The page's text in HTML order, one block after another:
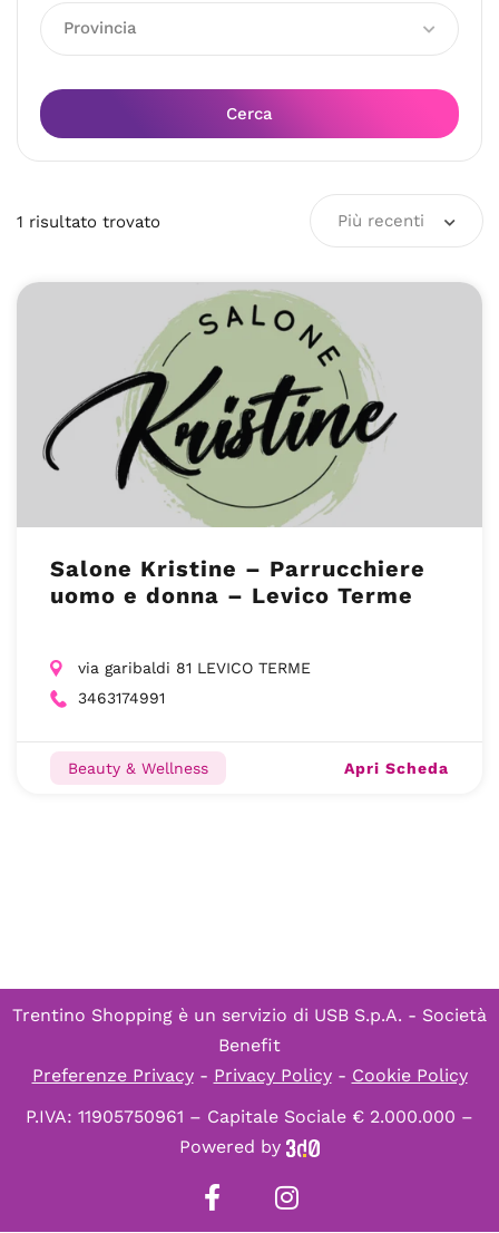
Provincia
Cerca
1 risultato trovato Più recenti
Salone Kristine – Parrucchiere
uomo e donna – Levico Terme
via garibaldi 81 LEVICO TERME
3463174991
Beauty & Wellness Apri Scheda
Trentino Shopping è un servizio di USB S.p.A. - Società
Benefit
Preferenze Privacy- Privacy Policy- Cookie Policy
P.IVA: 11905750961 – Capitale Sociale € 2.000.000 –
Powered by